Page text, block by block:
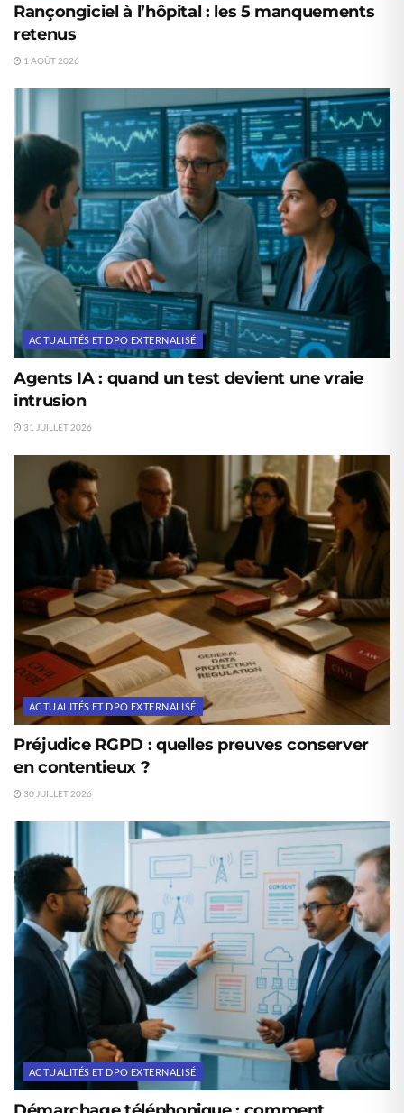
Rançongiciel à l’hôpital : les 5 manquements
retenus
1 AOÛT 2026
ACTUALITÉS ET DPO EXTERNALISÉ
Agents IA : quand un test devient une vraie
intrusion
31 JUILLET 2026
ACTUALITÉS ET DPO EXTERNALISÉ
Préjudice RGPD : quelles preuves conserver
en contentieux ?
30 JUILLET 2026
ACTUALITÉS ET DPO EXTERNALISÉ